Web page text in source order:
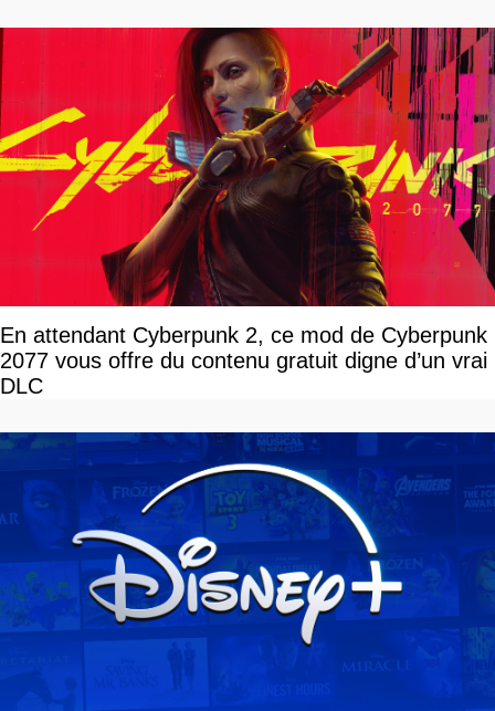
En attendant Cyberpunk 2, ce mod de Cyberpunk
2077 vous offre du contenu gratuit digne d’un vrai
DLC